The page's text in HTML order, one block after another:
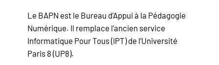
Le BAPN est le Bureau d’Appui à la Pédagogie
Numérique. Il remplace l’ancien service
Informatique Pour Tous (IPT) de l’Université
Paris 8 (UP8).